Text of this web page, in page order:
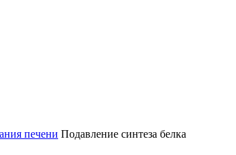
печени Подавление синтеза белка